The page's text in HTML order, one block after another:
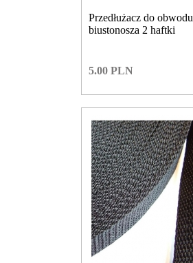
Przedłużacz do obwodu
biustonosza 2 haftki
5.00 PLN